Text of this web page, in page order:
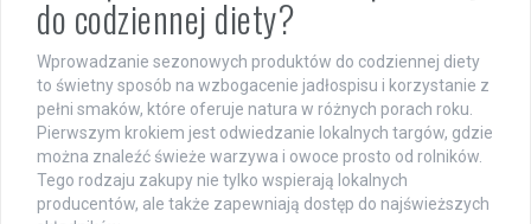
do codziennej diety?
Wprowadzanie sezonowych produktów do codziennej diety
to świetny sposób na wzbogacenie jadłospisu i korzystanie z
pełni smaków, które oferuje natura w różnych porach roku.
Pierwszym krokiem jest odwiedzanie lokalnych targów, gdzie
można znaleźć świeże warzywa i owoce prosto od rolników.
Tego rodzaju zakupy nie tylko wspierają lokalnych
producentów, ale także zapewniają dostęp do najświeższych